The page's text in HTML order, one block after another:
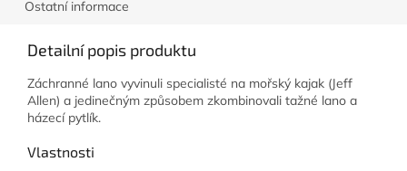
Ostatní informace
Detailní popis produktu
Záchranné lano vyvinuli specialisté na mořský kajak (Jeff
Allen) a jedinečným způsobem zkombinovali tažné lano a
házecí pytlík.
Vlastnosti